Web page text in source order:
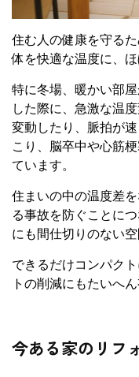
住む人の健康を守る
体を快適な温度に、
特に冬場、暖かい部
した際に、急激な温
変動したり、脈拍が
こり、脳卒中や心筋
ています。
住まいの中の温度差
る事故を防ぐことに
にも間仕切りのない空
できるだけコンパク
トの削減にもたいへん
今ある家のリフ